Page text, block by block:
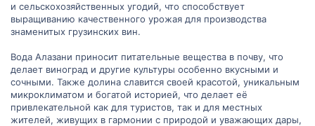
и сельскохозяйственных угодий, что способствует
выращиванию качественного урожая для производства
знаменитых грузинских вин.
Вода Алазани приносит питательные вещества в почву, что
делает виноград и другие культуры особенно вкусными и
сочными. Также долина славится своей красотой, уникальным
микроклиматом и богатой историей, что делает её
привлекательной как для туристов, так и для местных
жителей, живущих в гармонии с природой и уважающих дары,